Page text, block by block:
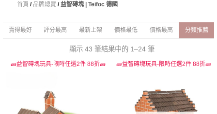
首頁 / 品牌總覽 /益智磚塊 | Teifoc 德國
賣得最好 評分最高 最新上架 價格最低 價格最高 分類推薦
顯示 43 筆結果中的 1–24 筆
🧱益智磚塊玩具-限時任選2件 88折🧱 🧱益智磚塊玩具-限時任選2件 88折🧱